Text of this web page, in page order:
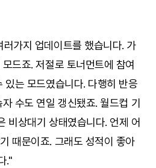
가지 업데이트를 했습니다. 가
드죠. 저절로 토너먼트에 참여
있는 모드였습니다. 다행히 반응
수도 연일 갱신됐죠. 월드컵 기
비상대기 상태였습니다. 언제 어
때문이죠. 그래도 성적이 좋아
."